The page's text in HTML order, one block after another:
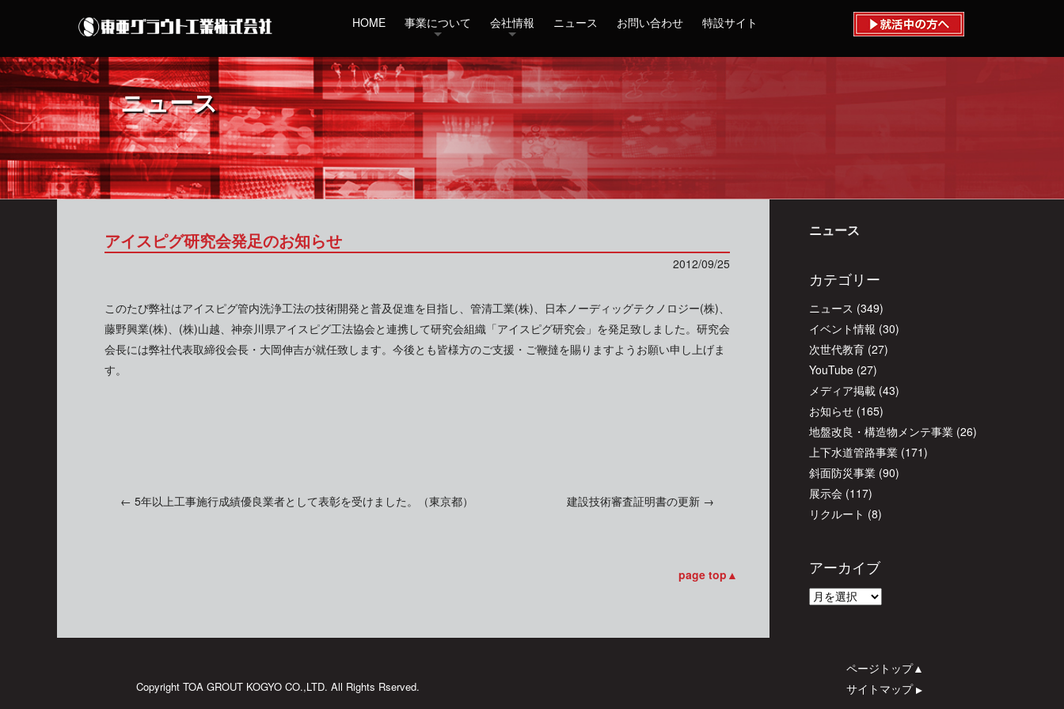
HOME 事業について 会社情報 ニュース お問い合わせ 特設サイト
ニュース
アイスピグ研究会発足のお知らせ
2012/09/25
このたび弊社はアイスピグ管内洗浄工法の技術開発と普及促進を目指し、管清工業(株)、日本ノーディッグテクノロジー(株)、
藤野興業(株)、(株)山越、神奈川県アイスピグ工法協会と連携して研究会組織「アイスピグ研究会」を発足致しました。研究会
会長には弊社代表取締役会長・大岡伸吉が就任致します。今後とも皆様方のご支援・ご鞭撻を賜りますようお願い申し上げま
す。
投
← 5年以上工事施行成績優良業者として表彰を受けました。（東京都） 建設技術審査証明書の更新 →
page top▲
ニュース
カテゴリー
ニュース (349)
イベント情報 (30)
次世代教育 (27)
YouTube (27)
メディア掲載 (43)
お知らせ (165)
地盤改良・構造物メンテ事業 (26)
上下水道管路事業 (171)
斜面防災事業 (90)
展示会 (117)
リクルート (8)
アーカイブ
ア
ページトップ▲
サイトマップ ▲
Copyright TOA GROUT KOGYO CO.,LTD. All Rights Rserved.